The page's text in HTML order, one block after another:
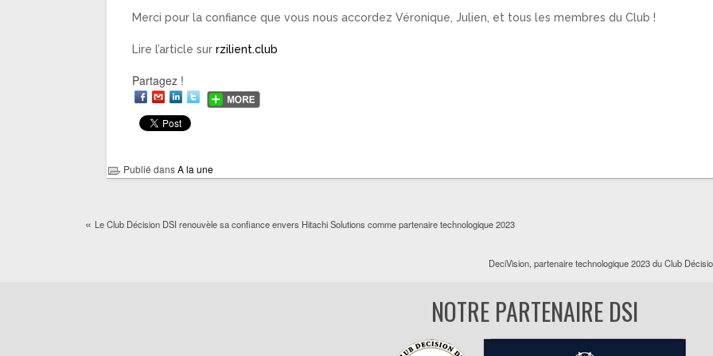
Merci pour la confiance que vous nous accordez Véronique, Julien, et tous les membres du Club !
Lire l’article sur rzilient.club
Partagez !
Publié dansA la une
« Le Club Décision DSI renouvèle sa confiance envers Hitachi Solutions comme partenaire technologique 2023
DeciVision, partenaire technologique 2023 du Club
NOTRE PARTENAIRE DSI